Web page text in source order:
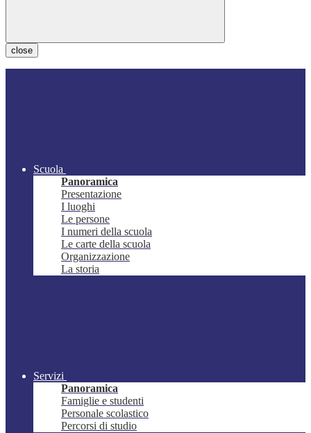
close
Scuola
Panoramica
Presentazione
I luoghi
Le persone
I numeri della scuola
Le carte della scuola
Organizzazione
La storia
Servizi
Panoramica
Famiglie e studenti
Personale scolastico
Percorsi di studio